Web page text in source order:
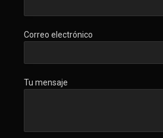
Correo electrónico
Tu mensaje